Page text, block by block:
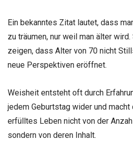
Ein bekanntes Zitat lautet, dass
zu träumen, nur weil man älter
zeigen, dass Alter von 70 nicht
neue Perspektiven eröffnet.
Weisheit entsteht oft durch
jedem Geburtstag wider und
erfülltes Leben nicht von der
sondern von deren Inhalt.